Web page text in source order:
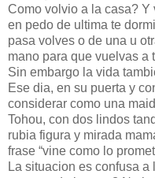
Como volvio a la casa?
en pedo de ultima te
pasa volves o de una u
mano para que vuelvas a
Sin embargo la vida
Ese dia, en su puerta y
considerar como una
Tohou, con dos lindos
rubia figura y mirada
frase “vine como lo
La situacion es confusa